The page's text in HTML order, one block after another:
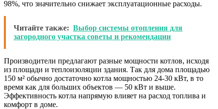
98%, что значительно снижает эксплуатационные расходы.
Читайте также: Выбор системы отопления для
загородного участка советы и рекомендации
Производители предлагают разные мощности котлов, исходя
из площади и теплоизоляции здания. Так для дома площадью
150 м² обычно достаточно котла мощностью 24-30 кВт, в то
время как для больших объектов — 50 кВт и выше.
Эффективность котла напрямую влияет на расход топлива и
комфорт в доме.